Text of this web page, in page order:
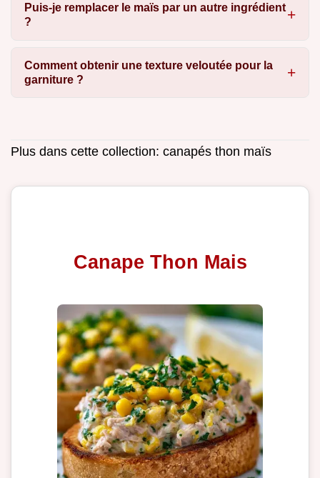
Puis-je remplacer le maïs par un autre ingrédient
?
Comment obtenir une texture veloutée pour la
garniture ?
Plus dans cette collection: canapés thon maïs
Canape Thon Mais